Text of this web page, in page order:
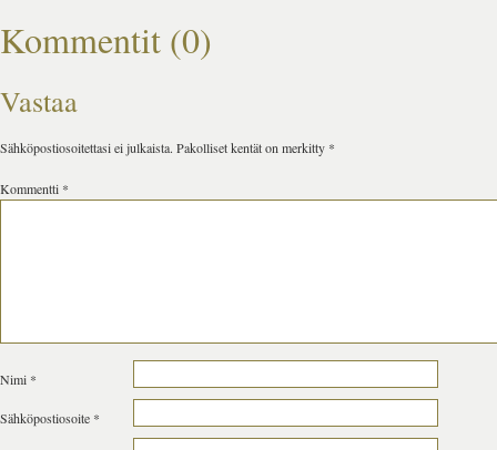
Kommentit (0)
Vastaa
Sähköpostiosoitettasi ei julkaista. Pakolliset kentät on merkitty *
Kommentti *
Nimi *
Sähköpostiosoite *